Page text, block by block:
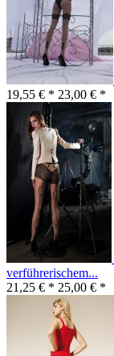
19,55 € * 23,00 € *
verführerischem...
21,25 € * 25,00 € *